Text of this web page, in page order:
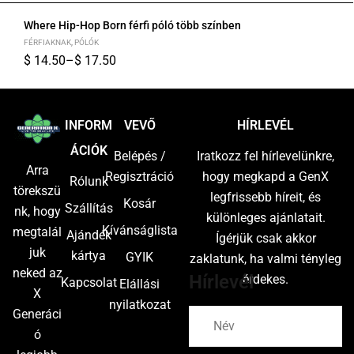
Where Hip-Hop Born férfi póló több színben
FÉRFIAKNAK, PÓLÓK
$ 14.50–$ 17.50
Arra
törekszü
nk, hogy
megtalál
juk
neked az
X
Generáci
ó
INFORM
ÁCIÓK
Rólunk
Szállítás
Ajándék
kártya
Kapcsolat
VEVŐ
Belépés /
Regisztráció
Kosár
Kívánságlista
GYIK
Elállási
nyilatkozat
HÍRLEVÉL
Iratkozz fel hírlevelünkre,
hogy megkapd a GenX
legfrissebb híreit, és
különleges ajánlatait.
Ígérjük csak akkor
zaklatunk, ha valmi tényleg
érdekes.
Hírlevél